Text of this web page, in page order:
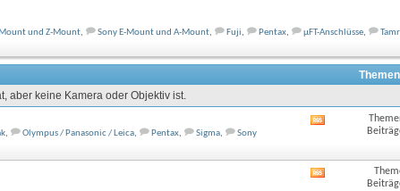
und Z-Mount, Sony E-Mount und A-Mount, Fuji, Pentax, µFT-Anschlüsse,
aber keine Kamera oder Objektiv ist.
, Olympus / Panasonic / Leica, Pentax, Sigma, Sony
Forums